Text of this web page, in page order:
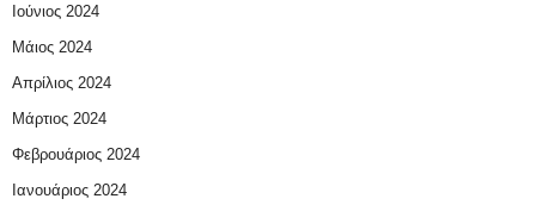
Ιούνιος 2024
Μάιος 2024
Απρίλιος 2024
Μάρτιος 2024
Φεβρουάριος 2024
Ιανουάριος 2024